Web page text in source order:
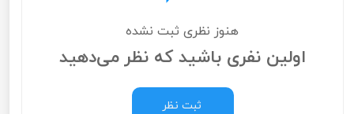
هنوز نظری ثبت نشده
اولین نفری باشید که نظر می‌دهید
ثبت نظر